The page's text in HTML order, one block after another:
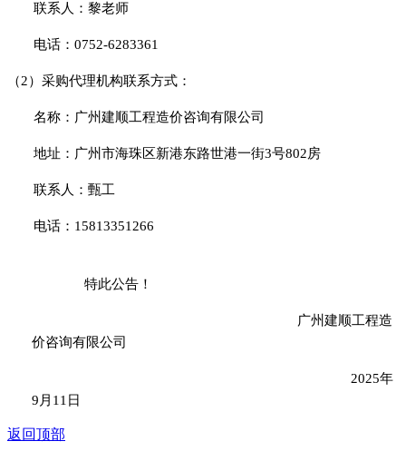
联系人：黎老师
电话：0752-6283361
（2） 采购代理机构联系方式：
名称：广州建顺工程造价咨询有限公司
地址： 广州市海珠区新港东路世港一街3号802房
联系人：甄工
电话： 15813351266
特此公告！
广州建顺工程造
价咨询有限公司
2025年
9 月 11 日
返回顶部